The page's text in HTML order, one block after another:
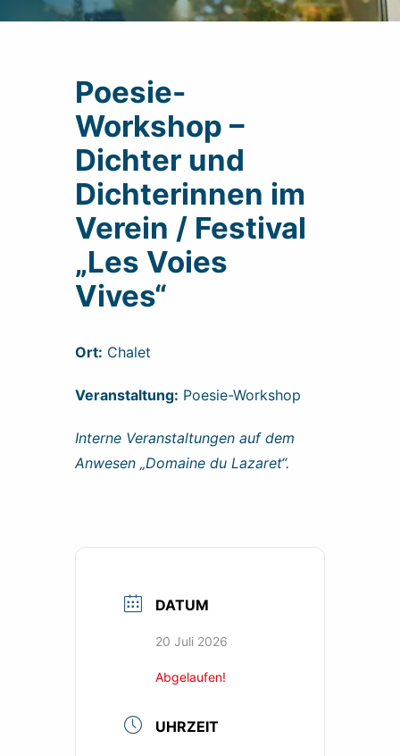
Poesie-
Workshop –
Dichter und
Dichterinnen im
Verein / Festival
„Les Voies
Vives“
Ort: Chalet
Veranstaltung: Poesie-Workshop
Interne Veranstaltungen auf dem
Anwesen „Domaine du Lazaret“.
DATUM
20 Juli 2026
Abgelaufen!
UHRZEIT